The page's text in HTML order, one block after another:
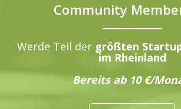
Community
Werde Teil der größten
im Rheinland
Bereits ab 10 €/